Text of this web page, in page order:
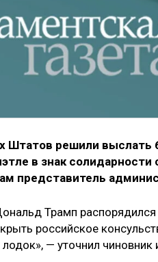
Штатов решили выслать
в знак
представитель
Трамп
российское
— уточнил